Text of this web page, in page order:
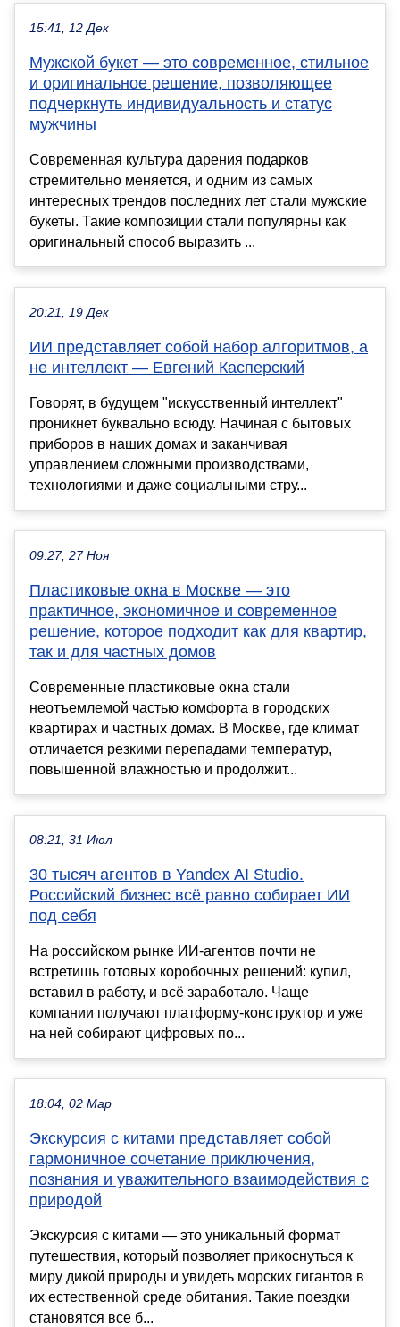
15:41, 12 Дек
Мужской букет — это современное, стильное
и оригинальное решение, позволяющее
подчеркнуть индивидуальность и статус
мужчины
Современная культура дарения подарков
стремительно меняется, и одним из самых
интересных трендов последних лет стали мужские
букеты. Такие композиции стали популярны как
оригинальный способ выразить ...
20:21, 19 Дек
ИИ представляет собой набор алгоритмов, а
не интеллект — Евгений Касперский
Говорят, в будущем "искусственный интеллект"
проникнет буквально всюду. Начиная с бытовых
приборов в наших домах и заканчивая
управлением сложными производствами,
технологиями и даже социальными стру...
09:27, 27 Ноя
Пластиковые окна в Москве — это
практичное, экономичное и современное
решение, которое подходит как для квартир,
так и для частных домов
Современные пластиковые окна стали
неотъемлемой частью комфорта в городских
квартирах и частных домах. В Москве, где климат
отличается резкими перепадами температур,
повышенной влажностью и продолжит...
08:21, 31 Июл
30 тысяч агентов в Yandex AI Studio.
Российский бизнес всё равно собирает ИИ
под себя
На российском рынке ИИ-агентов почти не
встретишь готовых коробочных решений: купил,
вставил в работу, и всё заработало. Чаще
компании получают платформу-конструктор и уже
на ней собирают цифровых по...
18:04, 02 Мар
Экскурсия с китами представляет собой
гармоничное сочетание приключения,
познания и уважительного взаимодействия с
природой
Экскурсия с китами — это уникальный формат
путешествия, который позволяет прикоснуться к
миру дикой природы и увидеть морских гигантов в
их естественной среде обитания. Такие поездки
становятся все б...